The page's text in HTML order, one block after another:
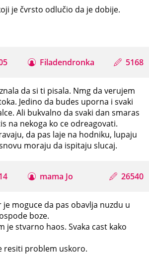
je čvrsto odlučio da je dobije.
Filadendronka 5168
da si ti pisala. Nmg da verujem
Jedino da budes uporna i svaki
Ali bukvalno da svaki dan smaras
na nekoga ko ce odreagovati.
da pas laje na hodniku, lupaju
moraju da ispitaju slucaj.
mama Jo 26540
je moguce da pas obavlja nuzdu u
boze.
je stvarno haos. Svaka cast kako
resiti problem uskoro.